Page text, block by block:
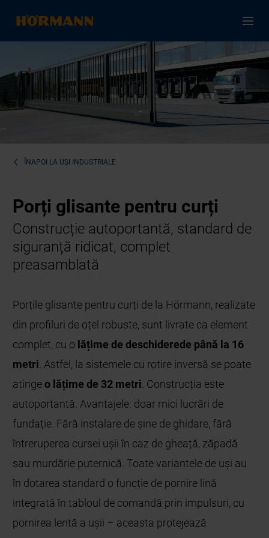
ÎNAPOI LA UȘI INDUSTRIALE
Porți glisante pentru curți
Construcție autoportantă, standard de
siguranță ridicat, complet
preasamblată
Porțile glisante pentru curți de la Hörmann, realizate
din profiluri de oțel robuste, sunt livrate ca element
complet, cu o lățime de deschiderede până la 16
metri . Astfel, la sistemele cu rotire inversă se poate
atingeo lățime de 32 metri . Construcția este
autoportantă. Avantajele: doar mici lucrări de
fundație. Fără instalare de șine de ghidare, fără
întreruperea cursei ușii în caz de gheață, zăpadă
sau murdărie puternică. Toate variantele de uși au
în dotarea standard o funcție de pornire lină
integrată în tabloul de comandă prin impulsuri, cu
pornirea lentă a ușii – aceasta protejează